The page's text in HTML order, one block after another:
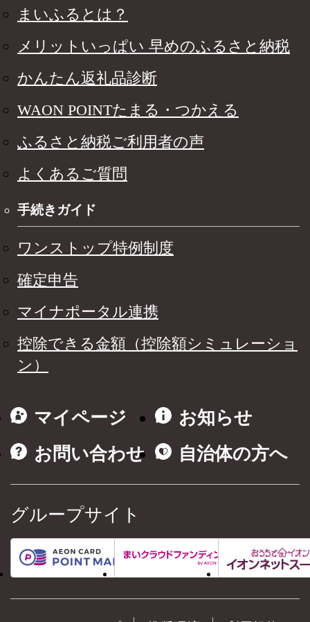
まいふるとは？
メリットいっぱい 早めのふるさと納税
かんたん返礼品診断
WAON POINTたまる・つかえる
ふるさと納税ご利用者の声
よくあるご質問
手続きガイド
ワンストップ特例制度
確定申告
マイナポータル連携
控除できる金額（控除額シミュレーショ
ン）
マイページ
お知らせ
お問い合わせ
自治体の方へ
グループサイト